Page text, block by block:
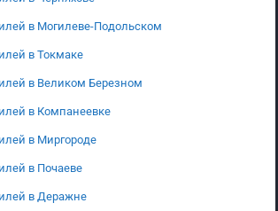
в Могилеве-Подольском
в Токмаке
в Великом Березном
в Компанеевке
в Миргороде
в Почаеве
в Деражне